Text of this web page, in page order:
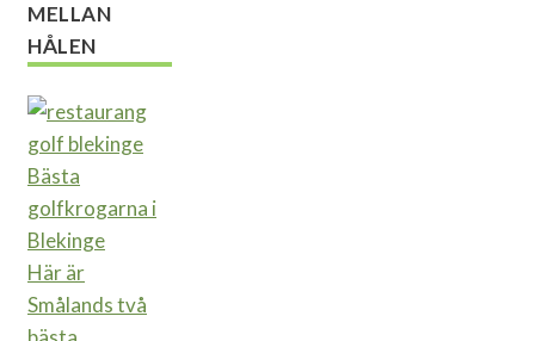
MELLAN
HÅLEN
Bästa
golfkrogarna i
Blekinge
Här är
Smålands två